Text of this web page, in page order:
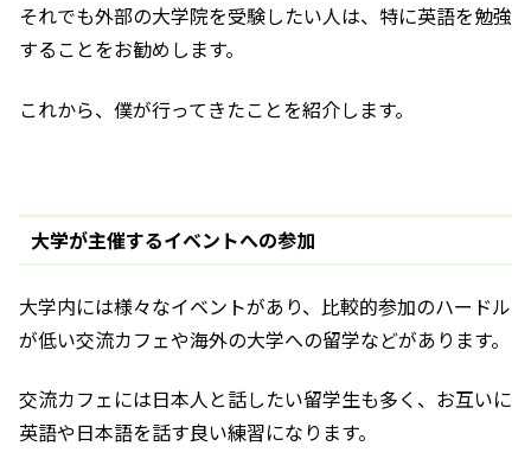
それでも外部の大学院を受験したい人は、特に英語を勉強
することをお勧めします。
これから、僕が行ってきたことを紹介します。
大学が主催するイベントへの参加
大学内には様々なイベントがあり、比較的参加のハードル
が低い交流カフェや海外の大学への留学などがあります。
交流カフェには日本人と話したい留学生も多く、お互いに
英語や日本語を話す良い練習になります。